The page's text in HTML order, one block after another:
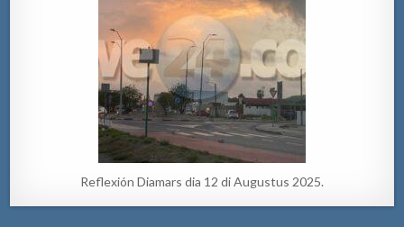
Reflexión Diamars dia 12 di Augustus 2025.